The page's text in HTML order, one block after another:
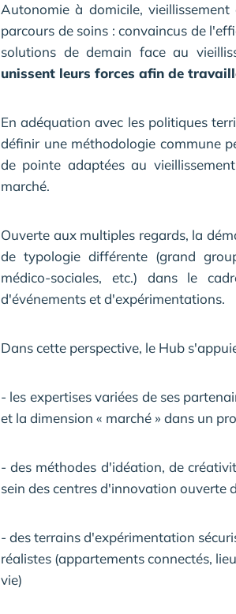
Autonomie à domicile,
parcours de soins : convaincus de
solutions de demain face au
unissent leurs forces afin de
En adéquation avec les politiques
définir une méthodologie commune
de pointe adaptées au
marché.
Ouverte aux multiples regards, la
de typologie différente (grand
médico-sociales, etc.) dans le
d'événements et d'expérimentations.
Dans cette perspective, le Hub
- les expertises variées de ses
et la dimension « marché » dans un
- des méthodes d'idéation, de
sein des centres d'innovation ouverte
- des terrains d'expérimentation
réalistes (appartements connectés,
vie)